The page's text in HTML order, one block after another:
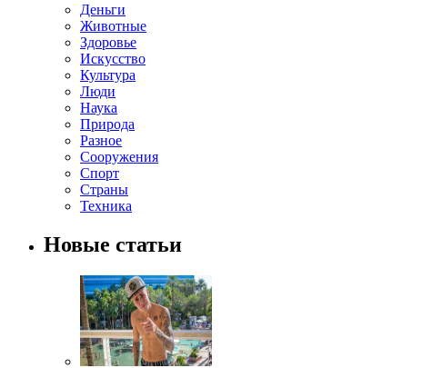
Деньги
Животные
Здоровье
Искусство
Культура
Люди
Наука
Природа
Разное
Сооружения
Спорт
Страны
Техника
Новые статьи